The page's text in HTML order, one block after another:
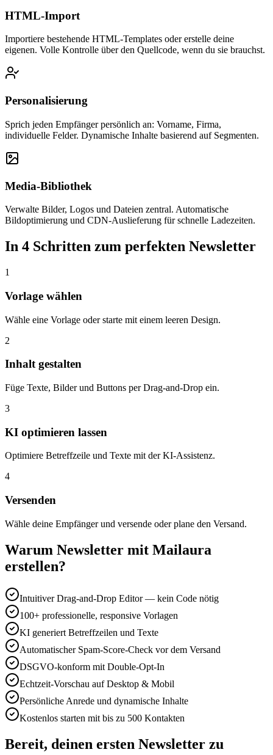
HTML-Import
Importiere bestehende HTML-Templates oder erstelle deine
eigenen. Volle Kontrolle über den Quellcode, wenn du sie brauchst.
Personalisierung
Sprich jeden Empfänger persönlich an: Vorname, Firma,
individuelle Felder. Dynamische Inhalte basierend auf Segmenten.
Media-Bibliothek
Verwalte Bilder, Logos und Dateien zentral. Automatische
Bildoptimierung und CDN-Auslieferung für schnelle Ladezeiten.
In 4 Schritten zum perfekten Newsletter
1
Vorlage wählen
Wähle eine Vorlage oder starte mit einem leeren Design.
2
Inhalt gestalten
Füge Texte, Bilder und Buttons per Drag-and-Drop ein.
3
KI optimieren lassen
Optimiere Betreffzeile und Texte mit der KI-Assistenz.
4
Versenden
Wähle deine Empfänger und versende oder plane den Versand.
Warum Newsletter mit Mailaura
erstellen?
Intuitiver Drag-and-Drop Editor — kein Code nötig
100+ professionelle, responsive Vorlagen
KI generiert Betreffzeilen und Texte
Automatischer Spam-Score-Check vor dem Versand
DSGVO-konform mit Double-Opt-In
Echtzeit-Vorschau auf Desktop & Mobil
Persönliche Anrede und dynamische Inhalte
Kostenlos starten mit bis zu 500 Kontakten
Bereit, deinen ersten Newsletter zu